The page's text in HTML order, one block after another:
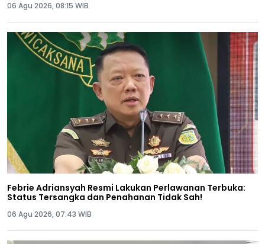
06 Agu 2026, 08:15 WIB
Febrie Adriansyah Resmi Lakukan Perlawanan Terbuka:
Status Tersangka dan Penahanan Tidak Sah!
06 Agu 2026, 07:43 WIB